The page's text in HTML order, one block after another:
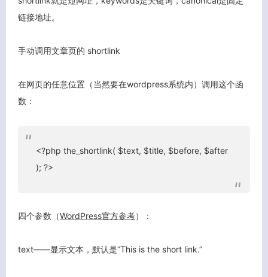
链接地址。
手动调用文章页的 shortlink
在网页的任意位置（当然要在wordpress系统内）调用这个函
数：
<?php the_shortlink( $text, $title, $before, $after
); ?>
四个参数（WordPress官方参考）：
text——显示文本，默认是“This is the short link.”